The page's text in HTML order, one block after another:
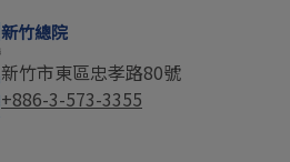
新竹總院
新竹市東區忠孝路80號
+886-3-573-3355